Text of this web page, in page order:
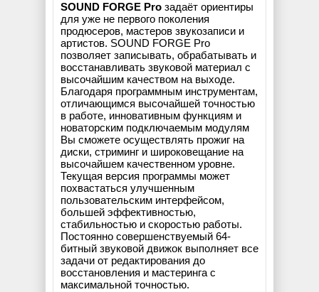
SOUND FORGE Pro задаёт ориентиры
для уже не первого поколения
продюсеров, мастеров звукозаписи и
артистов. SOUND FORGE Pro
позволяет записывать, обрабатывать и
восстанавливать звуковой материал с
высочайшим качеством на выходе.
Благодаря программным инструментам,
отличающимся высочайшей точностью
в работе, инновативным функциям и
новаторским подключаемым модулям
Вы сможете осуществлять прожиг на
диски, стриминг и широковещание на
высочайшем качественном уровне.
Текущая версия программы может
похвастаться улучшенным
пользовательским интерфейсом,
большей эффективностью,
стабильностью и скоростью работы.
Постоянно совершенствуемый 64-
битный звуковой движок выполняет все
задачи от редактирования до
восстановления и мастеринга с
максимальной точностью.